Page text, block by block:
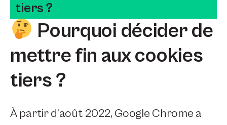
tiers ?
Pourquoi décider de
mettre fin aux cookies
tiers ?
À partir d’août 2022, Google Chrome a